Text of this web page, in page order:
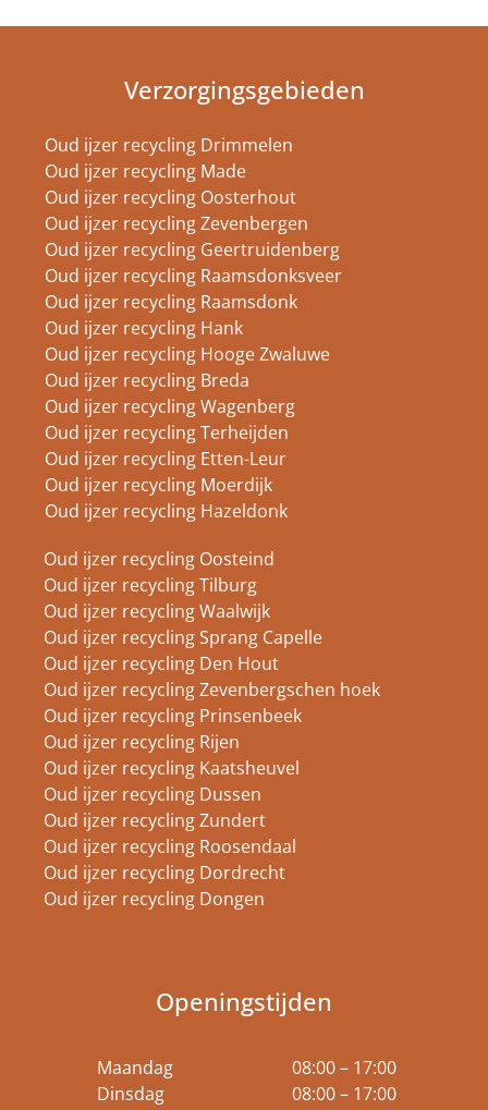
Verzorgingsgebieden
Oud ijzer recycling Drimmelen
Oud ijzer recycling Made
Oud ijzer recycling Oosterhout
Oud ijzer recycling Zevenbergen
Oud ijzer recycling Geertruidenberg
Oud ijzer recycling Raamsdonksveer
Oud ijzer recycling Raamsdonk
Oud ijzer recycling Hank
Oud ijzer recycling Hooge Zwaluwe
Oud ijzer recycling Breda
Oud ijzer recycling Wagenberg
Oud ijzer recycling Terheijden
Oud ijzer recycling Etten-Leur
Oud ijzer recycling Moerdijk
Oud ijzer recycling Hazeldonk
Oud ijzer recycling Oosteind
Oud ijzer recycling Tilburg
Oud ijzer recycling Waalwijk
Oud ijzer recycling Sprang Capelle
Oud ijzer recycling Den Hout
Oud ijzer recycling Zevenbergschen hoek
Oud ijzer recycling Prinsenbeek
Oud ijzer recycling Rijen
Oud ijzer recycling Kaatsheuvel
Oud ijzer recycling Dussen
Oud ijzer recycling Zundert
Oud ijzer recycling Roosendaal
Oud ijzer recycling Dordrecht
Oud ijzer recycling Dongen
Openingstijden
Maandag
Dinsdag
08:00 – 17:00
08:00 – 17:00